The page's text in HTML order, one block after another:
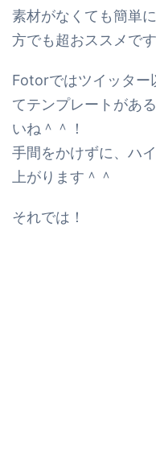
素材がなくても簡単
方でも超おススメで
Fotorではツイッター
てテンプレートがある
いね＾＾！
手間をかけずに、ハ
上がります＾＾
それでは！